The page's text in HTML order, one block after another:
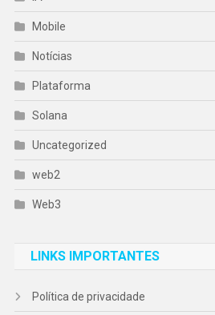
Mobile
Notícias
Plataforma
Solana
Uncategorized
web2
Web3
LINKS IMPORTANTES
Política de privacidade